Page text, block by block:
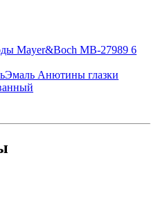
Mayer&Boch MB-27989 6
Анютины глазки